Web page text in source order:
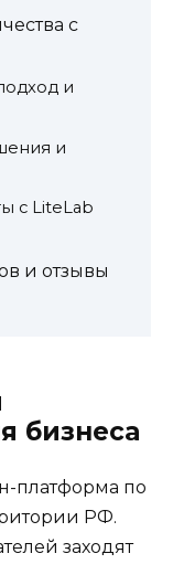
с
и
и
с LiteLab
и отзывы
бизнеса
платформа по
РФ.
заходят